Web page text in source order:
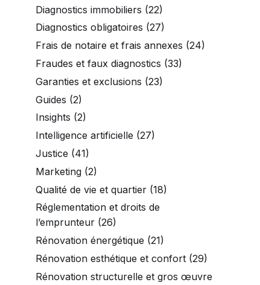
Diagnostics immobiliers (22)
Diagnostics obligatoires (27)
Frais de notaire et frais annexes (24)
Fraudes et faux diagnostics (33)
Garanties et exclusions (23)
Guides (2)
Insights (2)
Intelligence artificielle (27)
Justice (41)
Marketing (2)
Qualité de vie et quartier (18)
Réglementation et droits de
l’emprunteur (26)
Rénovation énergétique (21)
Rénovation esthétique et confort (29)
Rénovation structurelle et gros œuvre